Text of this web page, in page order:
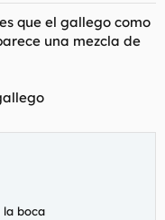
que el gallego como
una mezcla de
la boca